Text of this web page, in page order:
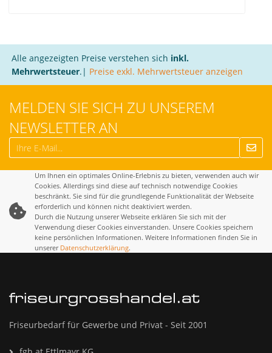
Alle angezeigten Preise verstehen sich inkl.
Mehrwertsteuer.| Preise exkl. Mehrwertsteuer anzeigen
MELDEN SIE SICH ZU UNSEREM
NEWSLETTER AN
Um Ihnen ein optimales Online-Erlebnis zu bieten, verwenden auch wir
Cookies. Allerdings sind diese auf technisch notwendige Cookies
beschränkt. Sie sind für die grundlegende Funktionalität der Webseite
erforderlich und können nicht deaktiviert werden.
Durch die Nutzung unserer Webseite erklären Sie sich mit der
Verwendung dieser Cookies einverstanden. Unsere Cookies speichern
keine persönlichen Informationen. Weitere Informationen finden Sie in
unserer Datenschutzerklärung.
Friseurbedarf für Gewerbe und Privat - Seit 2001